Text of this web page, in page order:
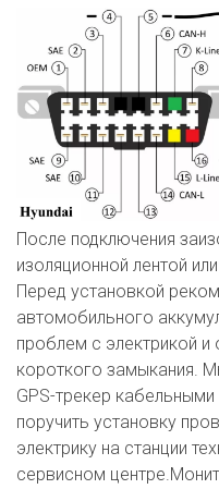
После подключения
изоляционной лентой
Перед установкой
автомобильного
проблем с электрикой
короткого замыкания.
GPS-трекер
поручить установку
электрику на станции
сервисном